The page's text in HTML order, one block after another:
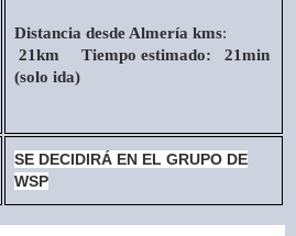
Distancia desde Almería kms:
21km
Tiempo estimado: 21min
(solo ida)
SE DECIDIRÁ EN EL GRUPO DE
WSP